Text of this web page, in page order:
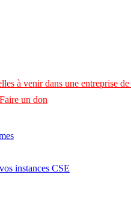
à venir dans une entreprise
un don
instances CSE